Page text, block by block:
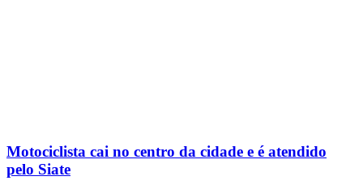
Motociclista cai no centro da cidade e é atendido
pelo Siate